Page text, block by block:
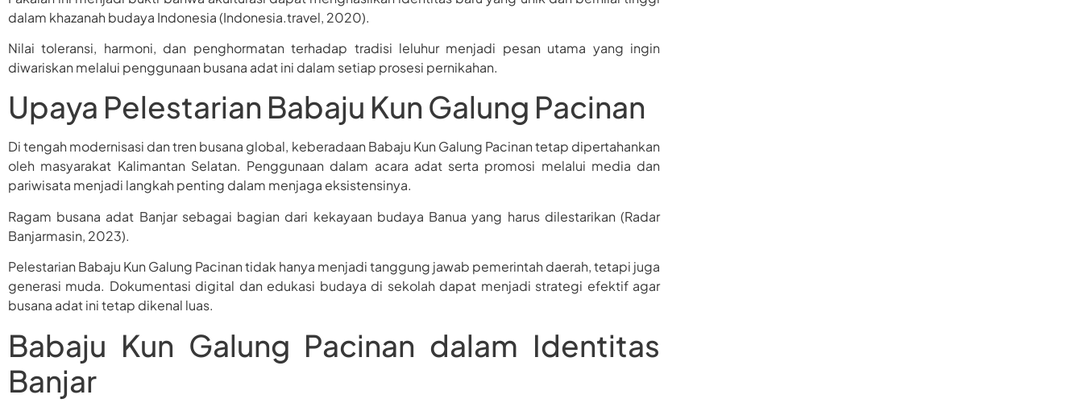
dalam khazanah budaya Indonesia (Indonesia.travel, 2020).
Nilai toleransi, harmoni, dan penghormatan terhadap tradisi leluhur menjadi pesan utama yang ingin
diwariskan melalui penggunaan busana adat ini dalam setiap prosesi pernikahan.
Upaya Pelestarian Babaju Kun Galung Pacinan
Di tengah modernisasi dan tren busana global, keberadaan Babaju Kun Galung Pacinan tetap dipertahankan
oleh masyarakat Kalimantan Selatan. Penggunaan dalam acara adat serta promosi melalui media dan
pariwisata menjadi langkah penting dalam menjaga eksistensinya.
Ragam busana adat Banjar sebagai bagian dari kekayaan budaya Banua yang harus dilestarikan (Radar
Banjarmasin, 2023).
Pelestarian Babaju Kun Galung Pacinan tidak hanya menjadi tanggung jawab pemerintah daerah, tetapi juga
generasi muda. Dokumentasi digital dan edukasi budaya di sekolah dapat menjadi strategi efektif agar
busana adat ini tetap dikenal luas.
Babaju Kun Galung Pacinan dalam Identitas
Banjar